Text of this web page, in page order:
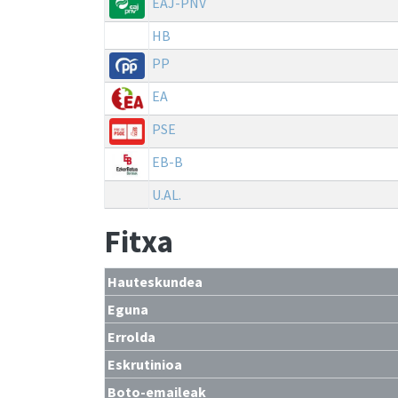
HB
PP
EA
PSE
EB-B
U.AL.
Fitxa
Hauteskundea
Eguna
Errolda
Eskrutinioa
Boto-emaileak